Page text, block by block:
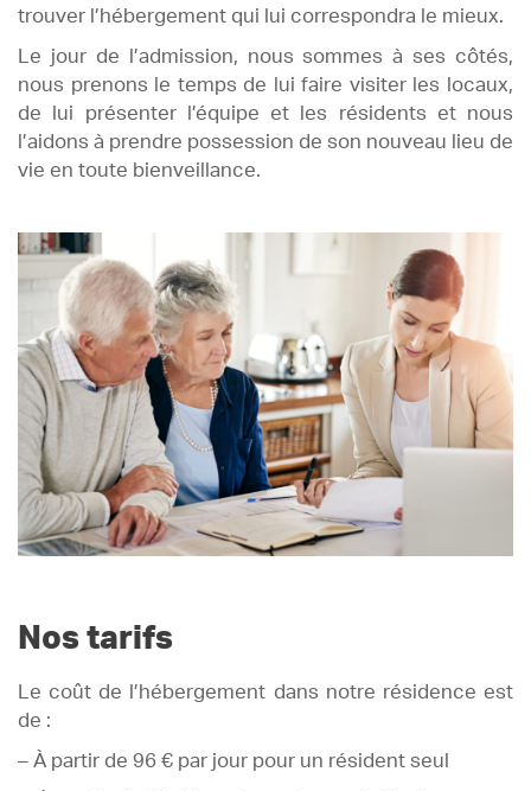
trouver l’hébergement qui lui correspondra le mieux.
Le jour de l’admission, nous sommes à ses côtés,
nous prenons le temps de lui faire visiter les locaux,
de lui présenter l’équipe et les résidents et nous
l’aidons à prendre possession de son nouveau lieu de
vie en toute bienveillance.
Nos tarifs
Le coût de l’hébergement dans notre résidence est
de :
– À partir de 96 € par jour pour un résident seul